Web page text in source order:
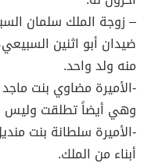
– زوجة الملك سلمان
ضيدان أبو اثنين
منه ولد واحد.
-الأميرة مضاوي بنت
وهي أيضاً تطلقت وليس
-الأميرة سلطانة بنت
أبناء من الملك.